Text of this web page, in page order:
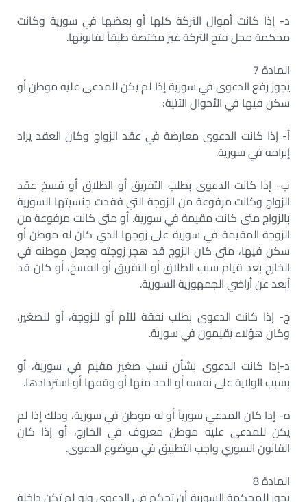
‌د- إذا كانت أموال التركة كلها أو بعضها في سورية وكانت
محكمة محل فتح التركة غير مختصة طبقاً لقانونها.
المادة 7
يجوز رفع الدعوى في سورية إذا لم يكن للمدعى عليه موطن أو
سكن فيها في الأحوال الآتية:
‌أ- إذا كانت الدعوى معارضة في عقد الزواج وكان العقد يراد
إبرامه في سورية.
‌ب- إذا كانت الدعوى بطلب التفريق أو الطلاق أو فسخ عقد
الزواج وكانت مرفوعة من الزوجة التي فقدت جنسيتها السورية
بالزواج متى كانت مقيمة في سورية. أو متى كانت مرفوعة من
الزوجة المقيمة في سورية على زوجها الذي كان له موطن أو
سكن فيها، متى كان الزوج قد هجر زوجته وجعل موطنه في
الخارج بعد قيام سبب الطلاق أو التفريق أو الفسخ، أو كان قد
أبعد عن أراضي الجمهورية السورية.
‌ج- إذا كانت الدعوى بطلب نفقة للأم أو للزوجة، أو للصغير،
وكان هؤلاء يقيمون في سورية.
‌د-إذا كانت الدعوى بشأن نسب صغير مقيم في سورية، أو
بسبب الولاية على نفسه أو الحد منها أو وقفها أو استردادها.
‌ه- إذا كان المدعي سورياً أو له موطن في سورية، وذلك إذا لم
يكن للمدعى عليه موطن معروف في الخارج، أو إذا كان
القانون السوري واجب التطبيق في موضوع الدعوى.
المادة 8
يجوز للمحكمة السورية أن تحكم في الدعوى ولو لم تكن داخلة